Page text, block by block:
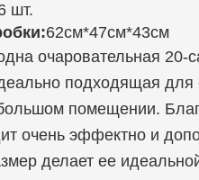
шт.
62см*47см*43см
очаровательная 20-
подходящая для
помещении.
очень эффектно и
делает ее